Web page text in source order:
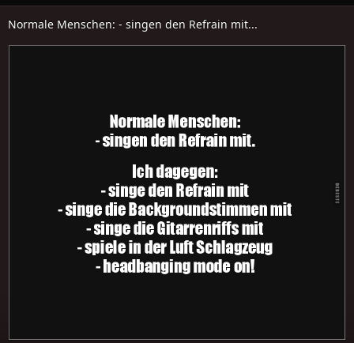
Normale Menschen: - singen den Refrain mit...